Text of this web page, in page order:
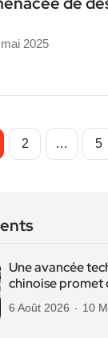
2025
2 … 5
Une avancée
chinoise promet
6 Août 2026 10